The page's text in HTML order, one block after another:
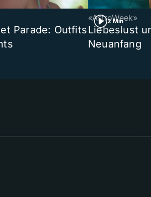
Parade: Outfits
2 Min
«AstroWeek»
Liebeslust
Neuanfang